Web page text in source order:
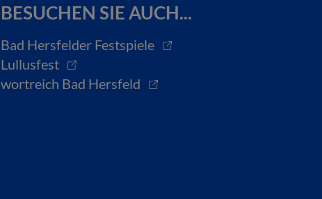
BESUCHEN SIE AUCH...
Bad Hersfelder Festspiele
Lullusfest
wortreich Bad Hersfeld